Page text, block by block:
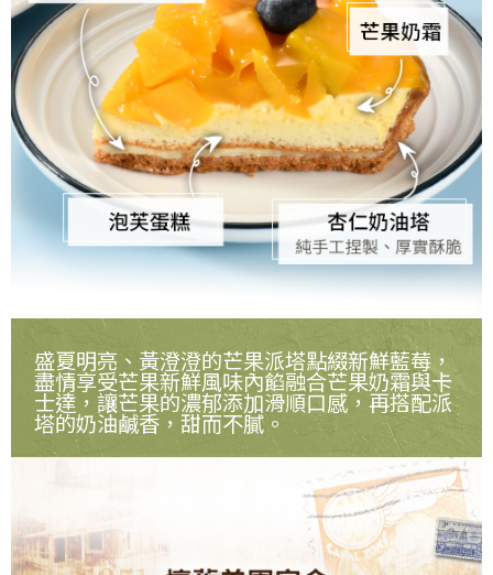
盛夏明亮、黃澄澄的芒果派塔點綴新鮮藍莓，
盡情享受芒果新鮮風味內餡融合芒果奶霜與卡
士達，讓芒果的濃郁添加滑順口感，再搭配派
塔的奶油鹹香，甜而不膩。